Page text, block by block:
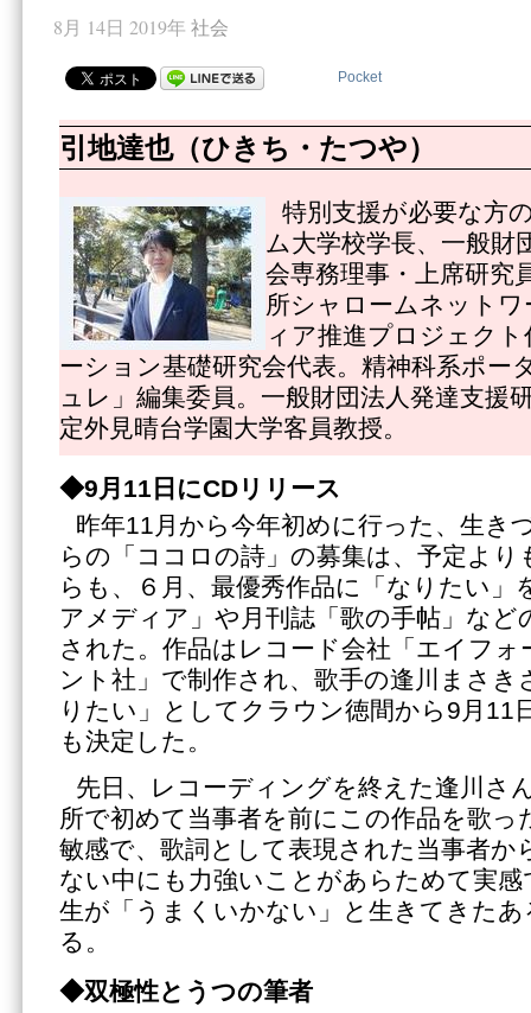
8月 14日 2019年 社会
Pocket
引地達也（ひきち・たつや）
特別支援が必要な方
ム大学校学長、一般財
会専務理事・上席研究
所シャロームネット
ィア推進プロジェク
ーション基礎研究会代表。精神科系ポー
ュレ」編集委員。一般財団法人発達支援
定外見晴台学園大学客員教授。
◆9月11日にCDリリース
昨年11月から今年初めに行った、生き
らの「ココロの詩」の募集は、予定より
らも、６月、最優秀作品に「なりたい」
アメディア」や月刊誌「歌の手帖」など
された。作品はレコード会社「エイフ
ント社」で制作され、歌手の逢川まさき
りたい」としてクラウン徳間から9月11
も決定した。
先日、レコーディングを終えた逢川さ
所で初めて当事者を前にこの作品を歌っ
敏感で、歌詞として表現された当事者か
ない中にも力強いことがあらためて実
生が「うまくいかない」と生きてきた
る。
◆双極性とうつの筆者